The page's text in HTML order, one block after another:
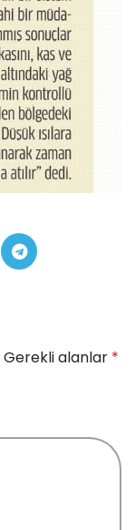
Gerekli alanlar *